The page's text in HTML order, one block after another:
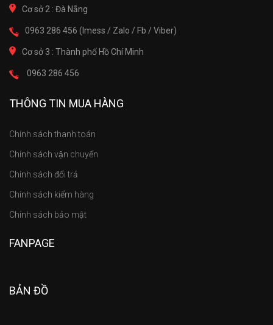
Cơ sở 2 : Đà Nẵng
0963 286 456 (Imess / Zalo / Fb / Viber)
Cơ sở 3 : Thành phố Hồ Chí Minh
0963 286 456
THÔNG TIN MUA HÀNG
Chính sách thanh toán
Chính sách vận chuyển
Chính sách đổi trả
Chính sách kiểm hàng
Chính sách bảo mật
FANPAGE
BẢN ĐỒ